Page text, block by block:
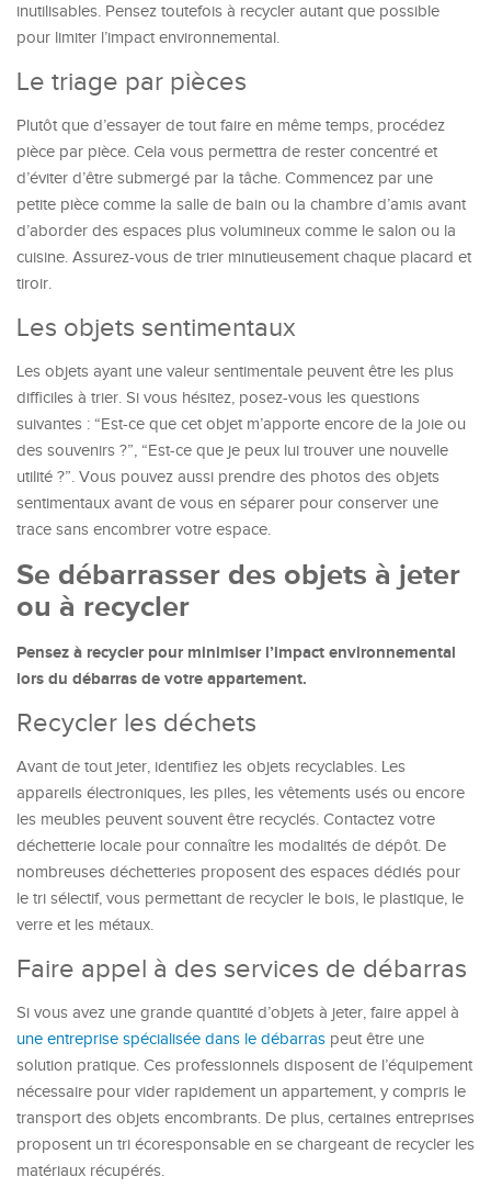
inutilisables. Pensez toutefois à recycler autant que possible
pour limiter l’impact environnemental.
Le triage par pièces
Plutôt que d’essayer de tout faire en même temps, procédez
pièce par pièce. Cela vous permettra de rester concentré et
d’éviter d’être submergé par la tâche. Commencez par une
petite pièce comme la salle de bain ou la chambre d’amis avant
d’aborder des espaces plus volumineux comme le salon ou la
cuisine. Assurez-vous de trier minutieusement chaque placard et
tiroir.
Les objets sentimentaux
Les objets ayant une valeur sentimentale peuvent être les plus
difficiles à trier. Si vous hésitez, posez-vous les questions
suivantes : “Est-ce que cet objet m’apporte encore de la joie ou
des souvenirs ?”, “Est-ce que je peux lui trouver une nouvelle
utilité ?”. Vous pouvez aussi prendre des photos des objets
sentimentaux avant de vous en séparer pour conserver une
trace sans encombrer votre espace.
Se débarrasser des objets à jeter
ou à recycler
Pensez à recycler pour minimiser l’impact environnemental
lors du débarras de votre appartement.
Recycler les déchets
Avant de tout jeter, identifiez les objets recyclables. Les
appareils électroniques, les piles, les vêtements usés ou encore
les meubles peuvent souvent être recyclés. Contactez votre
déchetterie locale pour connaître les modalités de dépôt. De
nombreuses déchetteries proposent des espaces dédiés pour
le tri sélectif, vous permettant de recycler le bois, le plastique, le
verre et les métaux.
Faire appel à des services de débarras
Si vous avez une grande quantité d’objets à jeter, faire appel à
une entreprise spécialisée dans le débarras peut être une
solution pratique. Ces professionnels disposent de l’équipement
nécessaire pour vider rapidement un appartement, y compris le
transport des objets encombrants. De plus, certaines entreprises
proposent un tri écoresponsable en se chargeant de recycler les
matériaux récupérés.